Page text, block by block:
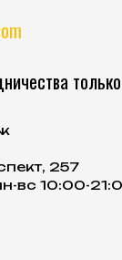
257
вс 10:00-